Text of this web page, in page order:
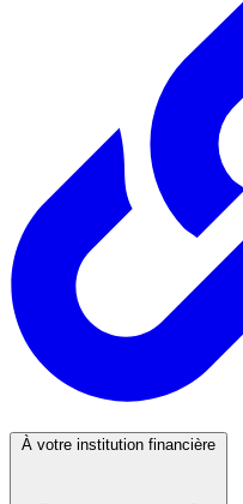
À votre institution financière